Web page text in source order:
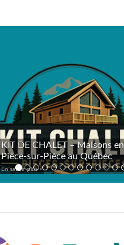
KIT DE CHALET – Maisons en
Pièce-sur-Pièce au Québec
En savoir plus >